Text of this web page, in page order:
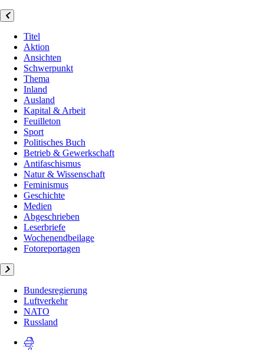
Titel
Aktion
Ansichten
Schwerpunkt
Thema
Inland
Ausland
Kapital & Arbeit
Feuilleton
Sport
Politisches Buch
Betrieb & Gewerkschaft
Antifaschismus
Natur & Wissenschaft
Feminismus
Geschichte
Medien
Abgeschrieben
Leserbriefe
Wochenendbeilage
Fotoreportagen
Bundesregierung
Luftverkehr
NATO
Russland